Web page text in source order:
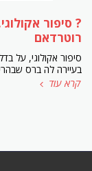
? סיפור
רוטרדאם
סיפור אקולוגי, על
בעיירה לה ברס
קרא עוד